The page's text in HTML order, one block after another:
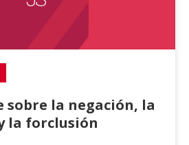
sobre la negación, la
la forclusión